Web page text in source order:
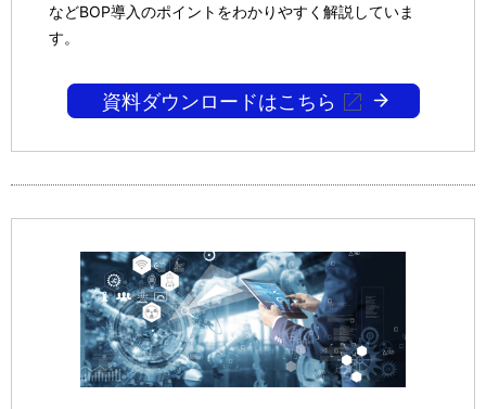
などBOP導入のポイントをわかりやすく解説していま
す。
資料ダウンロードはこちら